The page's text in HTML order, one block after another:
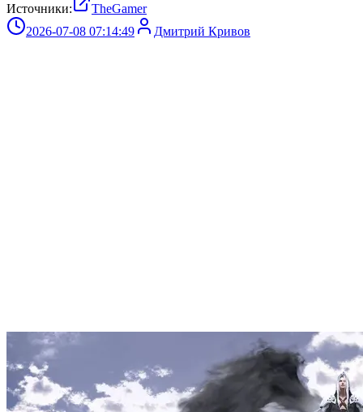
Источники:
TheGamer
2026-07-08 07:14:49
Дмитрий Кривов